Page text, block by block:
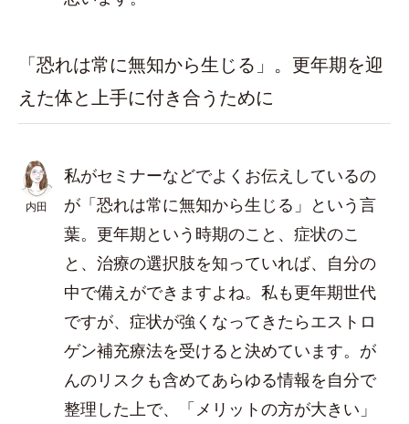
「恐れは常に無知から生じる」。更年期を迎
えた体と上手に付き合うために
内田
私がセミナーなどでよくお伝えしているの
が「恐れは常に無知から生じる」という言
葉。更年期という時期のこと、症状のこ
と、治療の選択肢を知っていれば、自分の
中で備えができますよね。私も更年期世代
ですが、症状が強くなってきたらエストロ
ゲン補充療法を受けると決めています。が
んのリスクも含めてあらゆる情報を自分で
整理した上で、「メリットの方が大きい」